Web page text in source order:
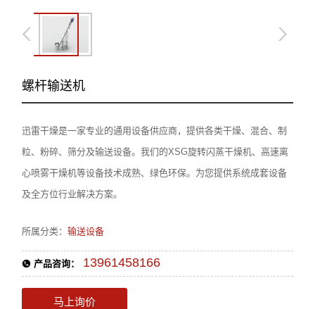
螺杆输送机
迅雷干燥是一家专业的通用设备供应商，提供各类干燥、混合、制
粒、粉碎、筛分及输送设备。我们的XSG旋转闪蒸干燥机、高速离
心喷雾干燥机等设备技术成熟、绿色环保。为您提供系统成套设备
及全方位行业解决方案。
所属分类：输送设备
产品咨询： 13961458166
马上询价